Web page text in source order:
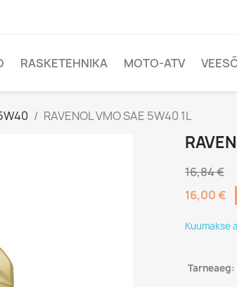
RASKETEHNIKA MOTO-ATV
RAVENOL VMO SAE 5W40 1L
16,84 €
16,00 €
Kuumakse